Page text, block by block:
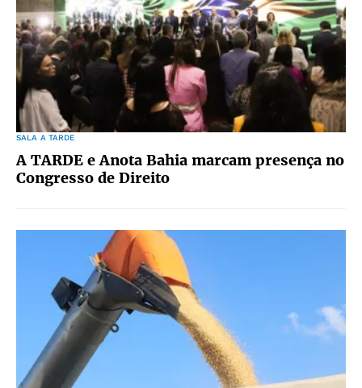
SALA A TARDE
A TARDE e Anota Bahia marcam presença no
Congresso de Direito